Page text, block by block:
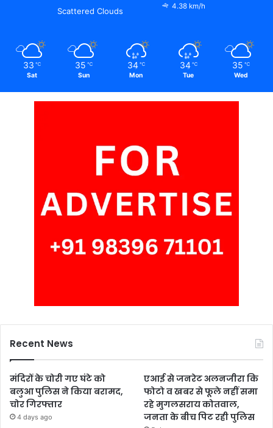
Scattered Clouds
4.38 km/h
33 ℃
Sat
35 ℃
Sun
34 ℃
Mon
34 ℃
Tue
35 ℃
Wed
Recent News
मंदिरों के चोरी गए घंटे को
बलुआ पुलिस ने किया बरामद,
चोर गिरफ्तार
4 days ago
एआई से जनरेट अलनजीरा कि
फोटो व खबर से फूले नहीं समा
रहे मुगलसराय कोतवाल,
जनता के बीच पिट रही पुलिस